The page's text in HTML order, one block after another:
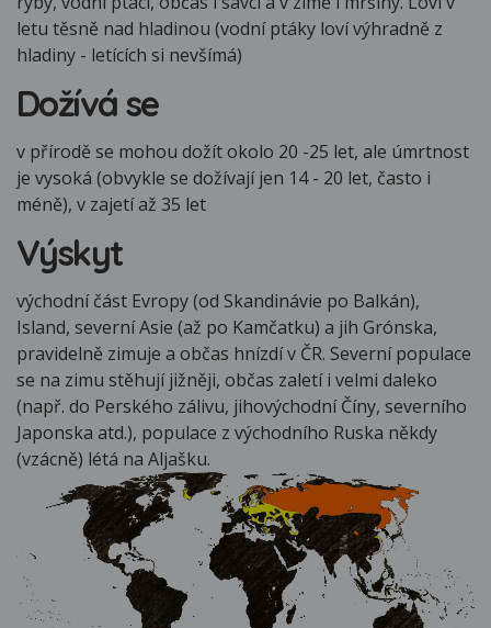
letu těsně nad hladinou (vodní ptáky loví výhradně z
hladiny - letících si nevšímá)
Dožívá se
v přírodě se mohou dožít okolo 20 -25 let, ale úmrtnost
je vysoká (obvykle se dožívají jen 14 - 20 let, často i
méně), v zajetí až 35 let
Výskyt
východní část Evropy (od Skandinávie po Balkán),
Island, severní Asie (až po Kamčatku) a jih Grónska,
pravidelně zimuje a občas hnízdí v ČR. Severní populace
se na zimu stěhují jižněji, občas zaletí i velmi daleko
(např. do Perského zálivu, jihovýchodní Číny, severního
Japonska atd.), populace z východního Ruska někdy
(vzácně) létá na Aljašku.